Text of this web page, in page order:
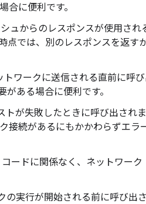
合に便利です。
ュからのレスポンスが使用さ
点では、別のレスポンスを返す
トワークに送信される直前に呼
がある場合に便利です。
トが失敗したときに呼び出され
接続があるにもかかわらずエラ
コードに関係なく、ネットワー
の実行が開始される前に呼び出